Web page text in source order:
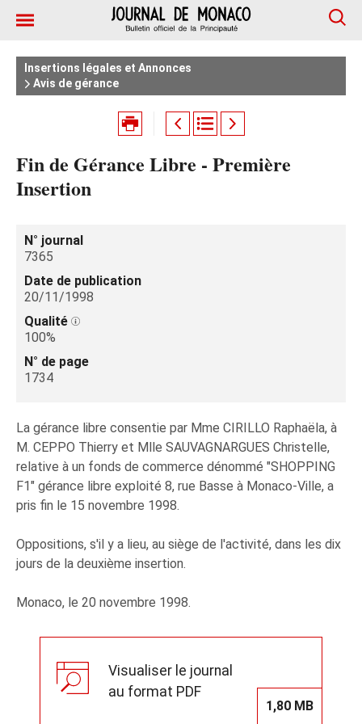
Insertions légales et Annonces
Avis de gérance
Fin de Gérance Libre - Première
Insertion
N° journal
7365
Date de publication
20/11/1998
Qualité
100%
N° de page
1734
La gérance libre consentie par Mme CIRILLO Raphaëla, à
M. CEPPO Thierry et Mlle SAUVAGNARGUES Christelle,
relative à un fonds de commerce dénommé "SHOPPING
F1" gérance libre exploité 8, rue Basse à Monaco-Ville, a
pris fin le 15 novembre 1998.
Oppositions, s'il y a lieu, au siège de l'activité, dans les dix
jours de la deuxième insertion.
Monaco, le 20 novembre 1998.
Visualiser le journal
au format PDF
1,80 MB